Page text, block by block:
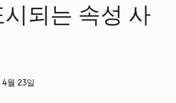
되는 속성 사
월 23일